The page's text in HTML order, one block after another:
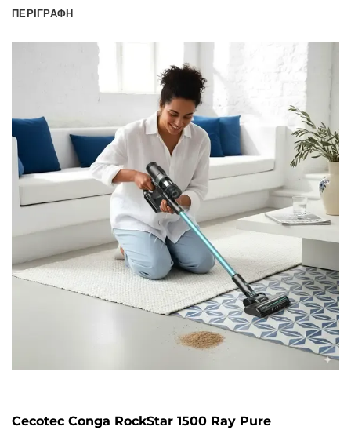
ΠΕΡΙΓΡΑΦΉ
Cecotec Conga RockStar 1500 Ray Pure